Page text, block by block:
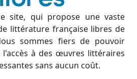
site, qui propose une vaste
littérature française libres de
sommes fiers de pouvoir
à des œuvres littéraires
sans aucun coût.